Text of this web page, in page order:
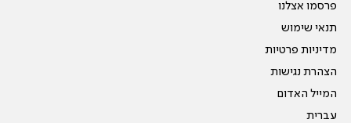
פרסמו אצלנו
תנאי שימוש
מדיניות פרטיות
הצהרת נגישות
המייל האדום
עברית